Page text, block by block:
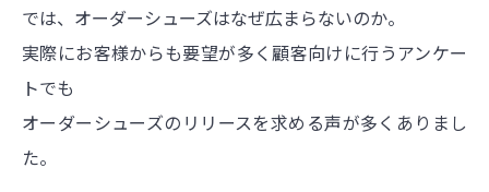
では、オーダーシューズはなぜ広まらないのか。
実際にお客様からも要望が多く 顧客向けに行うアンケー
トでも
オーダーシューズのリリースを求める声が多くありまし
た。